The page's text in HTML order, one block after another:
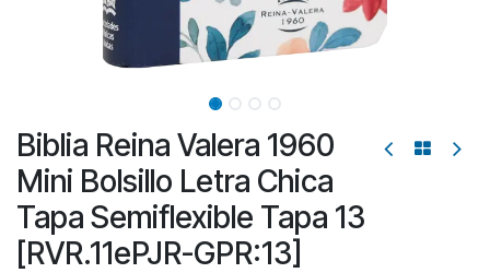
Biblia Reina Valera 1960
Mini Bolsillo Letra Chica
Tapa Semiflexible Tapa 13
[RVR.11ePJR-GPR:13]